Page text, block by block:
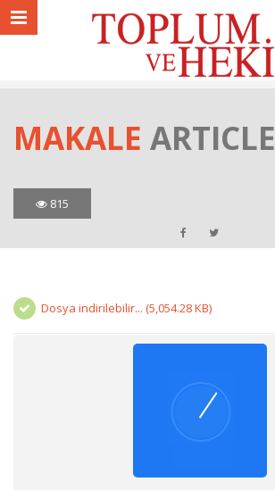
MAKALE ARTICLE
815
Dosya indirilebilir... (5,054.28 KB)